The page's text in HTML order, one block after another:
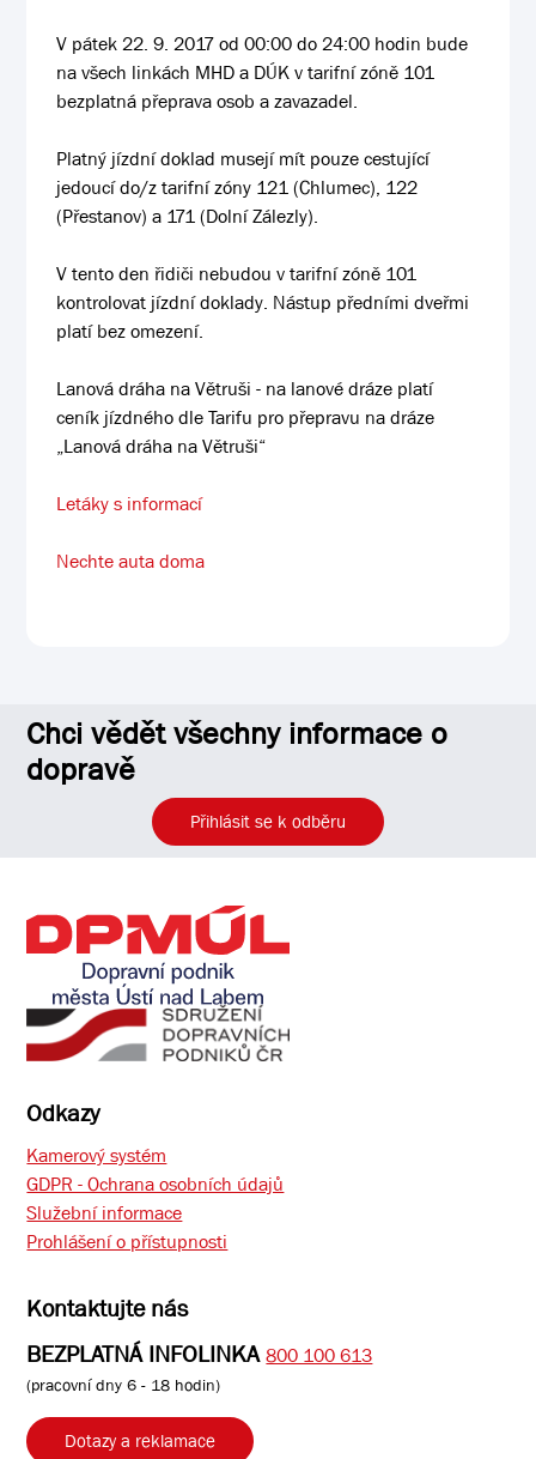
V pátek 22. 9. 2017 od 00:00 do 24:00 hodin bude
na všech linkách MHD a DÚK v tarifní zóně 101
bezplatná přeprava osob a zavazadel.
Platný jízdní doklad musejí mít pouze cestující
jedoucí do/z tarifní zóny 121 (Chlumec), 122
(Přestanov) a 171 (Dolní Zálezly).
V tento den řidiči nebudou v tarifní zóně 101
kontrolovat jízdní doklady. Nástup předními dveřmi
platí bez omezení.
Lanová dráha na Větruši - na lanové dráze platí
ceník jízdného dle Tarifu pro přepravu na dráze
„Lanová dráha na Větruši“
Letáky s informací
Nechte auta doma
Chci vědět všechny informace o
dopravě
Přihlásit se k odběru
Odkazy
Kamerový systém
GDPR - Ochrana osobních údajů
Služební informace
Prohlášení o přístupnosti
Kontaktujte nás
BEZPLATNÁ INFOLINKA 800 100 613
(pracovní dny 6 - 18 hodin)
Dotazy a reklamace